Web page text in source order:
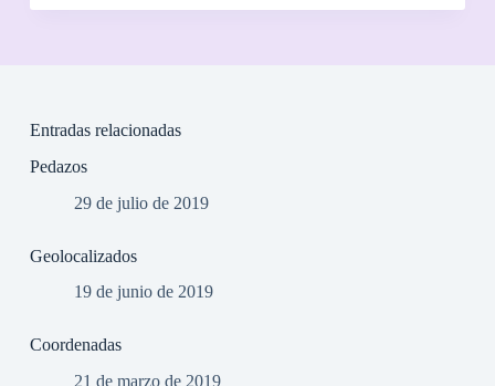
Entradas relacionadas
Pedazos
29 de julio de 2019
Geolocalizados
19 de junio de 2019
Coordenadas
21 de marzo de 2019